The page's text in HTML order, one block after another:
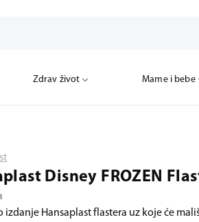
Zdrav život Mame i bebe
Disney FROZEN
izdanje Hansaplast flastera uz koje će